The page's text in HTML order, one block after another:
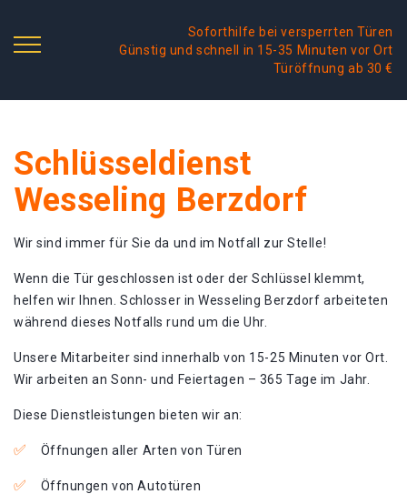
Soforthilfe bei versperrten Türen
Günstig und schnell in 15-35 Minuten vor Ort
Türöffnung ab 30 €
Schlüsseldienst
Wesseling Berzdorf
Wir sind immer für Sie da und im Notfall zur Stelle!
Wenn die Tür geschlossen ist oder der Schlüssel klemmt,
helfen wir Ihnen. Schlosser in Wesseling Berzdorf arbeiteten
während dieses Notfalls rund um die Uhr.
Unsere Mitarbeiter sind innerhalb von 15-25 Minuten vor Ort.
Wir arbeiten an Sonn- und Feiertagen – 365 Tage im Jahr.
Diese Dienstleistungen bieten wir an:
Öffnungen aller Arten von Türen
Öffnungen von Autotüren